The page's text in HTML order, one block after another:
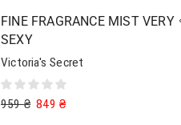
FINE FRAGRANCE MIST VERY
SEXY
Victoria's Secret
959₴ 849₴